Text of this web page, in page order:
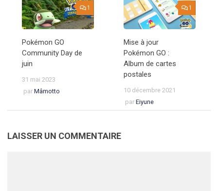
1
Pokémon GO
Community Day de
juin
31 mai 2023
par Mâmotto
1
Mise à jour
Pokémon GO :
Album de cartes
postales
10 décembre 2021
par Eiyune
LAISSER UN COMMENTAIRE